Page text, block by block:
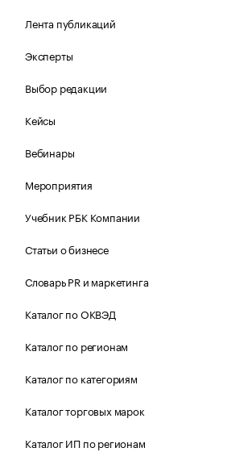
Лента публикаций
Эксперты
Выбор редакции
Кейсы
Вебинары
Мероприятия
Учебник РБК Компании
Статьи о бизнесе
Словарь PR и маркетинга
Каталог по ОКВЭД
Каталог по регионам
Каталог по категориям
Каталог торговых марок
Каталог ИП по регионам